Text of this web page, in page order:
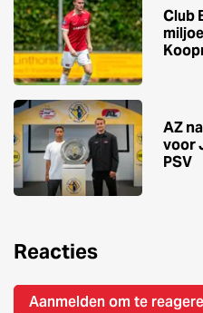
Club
AZ
voor
PSV
Reacties
Aanmelden om te